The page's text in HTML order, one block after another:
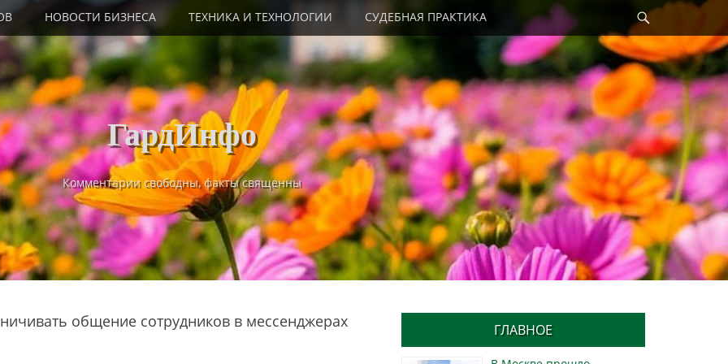
НОВОСТИ БИЗНЕСА ТЕХНИКА И ТЕХНОЛОГИИ СУДЕБНАЯ ПРАКТИКА
Найти
ГардИнфо
Комментарии свободны, факты священны
общение сотрудников в мессенджерах ГЛАВНОЕ